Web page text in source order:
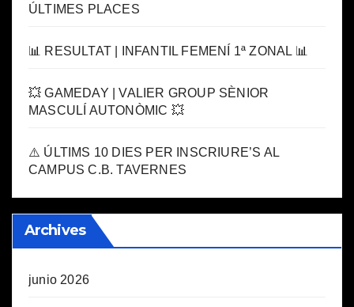
ÚLTIMES PLACES
📊 RESULTAT | INFANTIL FEMENÍ 1ª ZONAL 📊
💥 GAMEDAY | VALIER GROUP SÈNIOR
MASCULÍ AUTONÒMIC 💥
⚠️ ÚLTIMS 10 DIES PER INSCRIURE’S AL
CAMPUS C.B. TAVERNES
Archives
junio 2026